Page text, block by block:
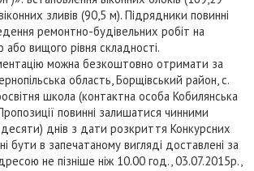
зливів (90,5 м). Підрядники повинні
ремонтно-будівельних робіт на
або вищого рівня складності.
можна безкоштовно отримати за
область, Борщівський район, с.
школа (контактна особа Кобилянська
повинні залишатися чинними
днів з дати розкриття Конкурсних
бути в запечатаному вигляді доставлені за
не пізніше ніж 10.00 год., 03.07.2015р.,